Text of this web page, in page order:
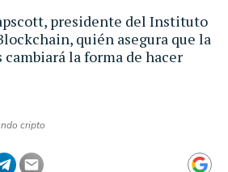
presidente del Instituto
quién asegura que la
cambiará la forma de hacer
cripto